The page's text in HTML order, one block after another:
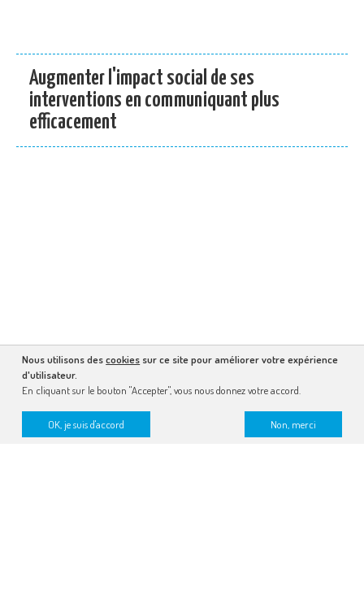
Augmenter l'impact social de ses
interventions en communiquant plus
efficacement
Nous utilisons descookies sur ce site pour améliorer votre expérience
d'utilisateur.
En cliquant sur le bouton "Accepter", vous nous donnez votre accord.
OK, je suis d'accord Non, merci